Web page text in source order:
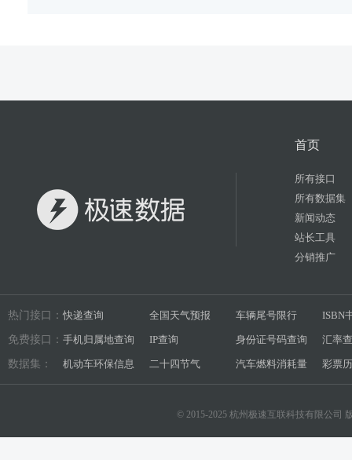
首页
所有接口
所有数据集
新闻动态
站长工具
分销推广
热门接口： 快递查询 全国天气预报 车辆尾号限行 ISBN
免费接口： 手机归属地查询 IP查询 身份证号码查询 汇率
数据集： 机动车环保信息 二十四节气 汽车燃料消耗量 彩票
© 2015-2025 杭州极速互联科技有限公司